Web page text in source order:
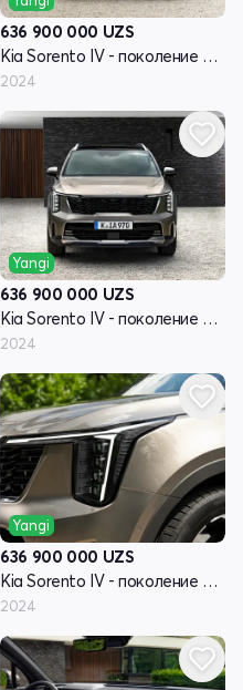
636 900 000 UZS
Kia Sorento IV - поколение рестайлинг
2024
Yangi
636 900 000 UZS
Kia Sorento IV - поколение рестайлинг
2024
Yangi
636 900 000 UZS
Kia Sorento IV - поколение рестайлинг
2024